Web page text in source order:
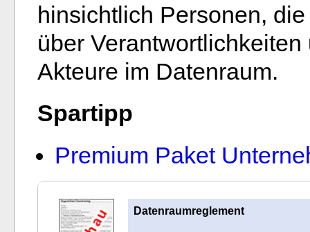
hinsichtlich Personen,
über
Akteure im Datenraum.
Spartipp
Premium Paket
Datenraumreglement